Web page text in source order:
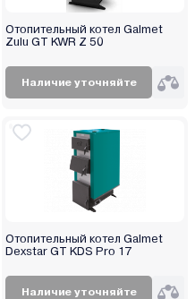
Отопительный котел Galmet
Zulu GT KWR Z 50
Наличие уточняйте
Отопительный котел Galmet
Dexstar GT KDS Pro 17
Наличие уточняйте